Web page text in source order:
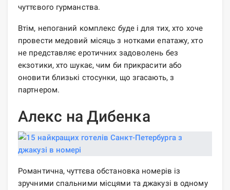
чуттєвого гурманства.
Втім, непоганий комплекс буде і для тих, хто хоче
провести медовий місяць з нотками епатажу, хто
не представляє еротичних задоволень без
екзотики, хто шукає, чим би прикрасити або
оновити близькі стосунки, що згасають, з
партнером.
Алекс на Дибенка
Романтична, чуттєва обстановка номерів із
зручними спальними місцями та джакузі в одному